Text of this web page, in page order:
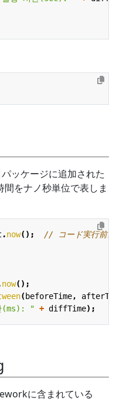
パッケージに追加された
をナノ秒単位で表しま
.now(); // コード実行前に
now();
(beforeTime,
(ms): " + diffTime);
に含まれている